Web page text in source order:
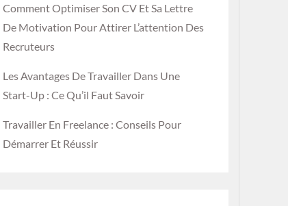
Comment Optimiser Son CV Et Sa Lettre
De Motivation Pour Attirer L’attention Des
Recruteurs
Les Avantages De Travailler Dans Une
Start-Up : Ce Qu’il Faut Savoir
Travailler En Freelance : Conseils Pour
Démarrer Et Réussir